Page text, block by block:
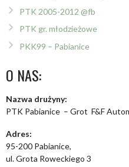
PTK 2005-2012 @fb
PTK gr. młodzieżowe
PKK99 – Pabianice
O NAS:
Nazwa drużyny:
PTK Pabianice – Grot F&F
Adres:
95-200 Pabianice,
ul. Grota Roweckiego 3